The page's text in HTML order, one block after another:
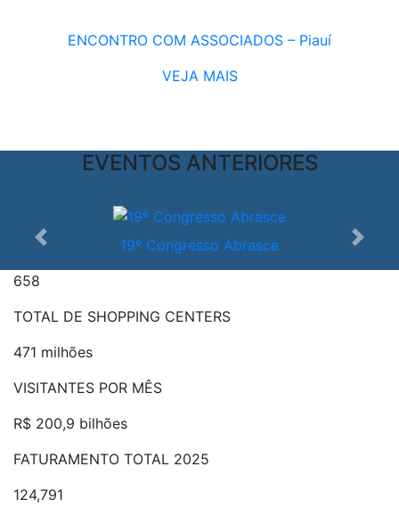
ENCONTRO COM ASSOCIADOS – Piauí
VEJA MAIS
EVENTOS ANTERIORES
19º Congresso Abrasce
Anterior
658
TOTAL DE SHOPPING CENTERS
471 milhões
VISITANTES POR MÊS
R$ 200,9 bilhões
FATURAMENTO TOTAL 2025
124,791